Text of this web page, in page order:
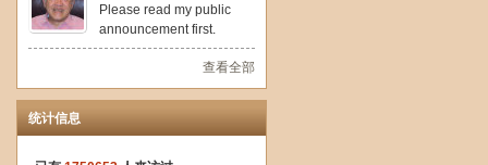
Please read my public
announcement first.
查看全部
统计信息